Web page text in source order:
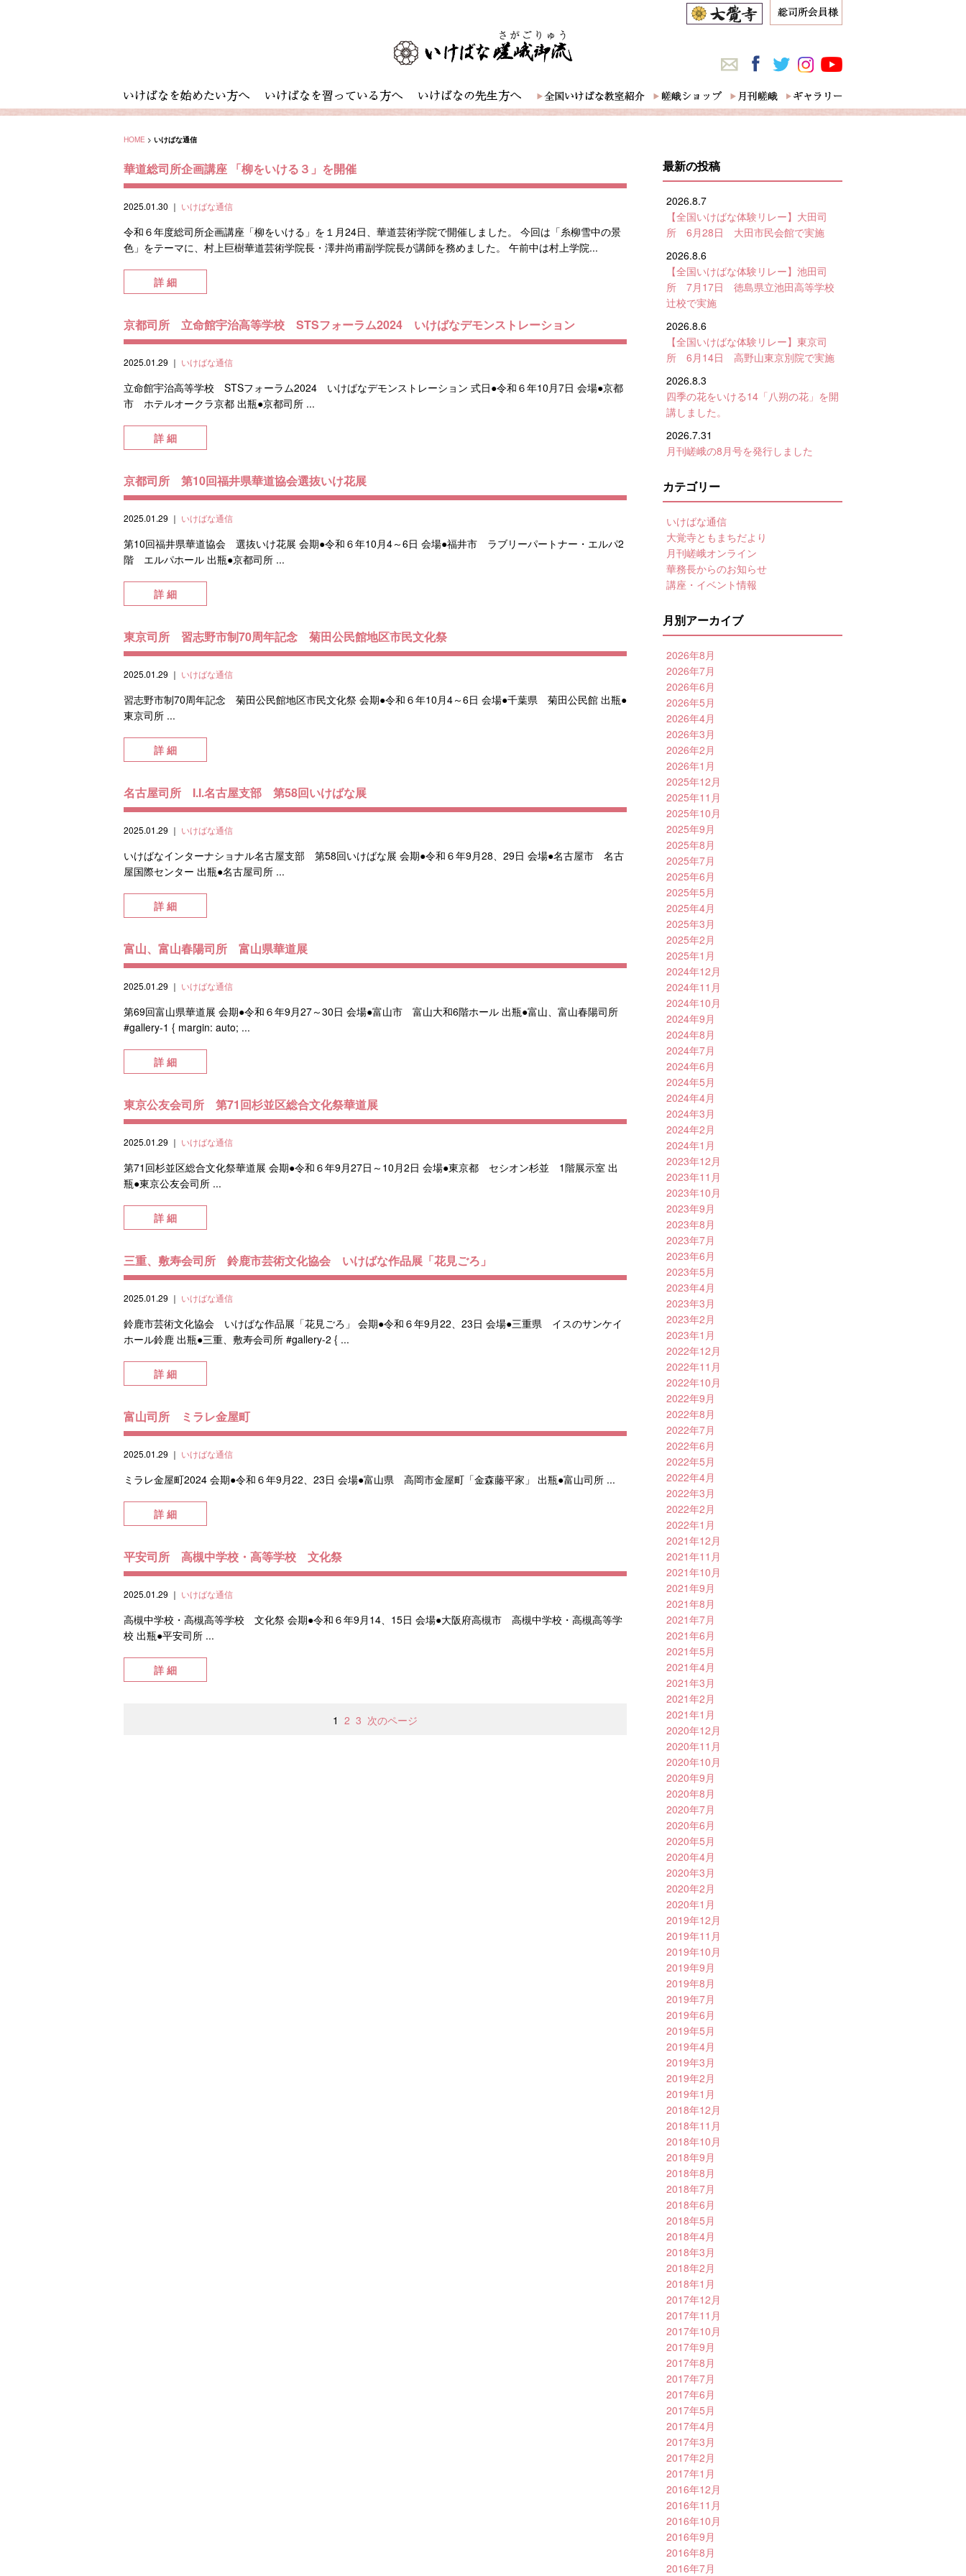
HOME > いけばな通信
華道総司所企画講座 「柳をいける３」を開催
2025.01.30 ｜ いけばな通信
令和６年度総司所企画講座「柳をいける」を１月24日、華道芸術学院で開催しました。 今回は「糸柳雪中の景
色」をテーマに、村上巨樹華道芸術学院長・澤井尚甫副学院長が講師を務めました。 午前中は村上学院...
詳 細
京都司所 立命館宇治高等学校 STSフォーラム2024 いけばなデモンストレーション
2025.01.29 ｜ いけばな通信
立命館宇治高等学校 STSフォーラム2024 いけばなデモンストレーション 式日●令和６年10月7日 会場●京都
市 ホテルオークラ京都 出瓶●京都司所 ...
詳 細
京都司所 第10回福井県華道協会選抜いけ花展
2025.01.29 ｜ いけばな通信
第10回福井県華道協会 選抜いけ花展 会期●令和６年10月4～6日 会場●福井市 ラブリーパートナー・エルパ2
階 エルパホール 出瓶●京都司所 ...
詳 細
東京司所 習志野市制70周年記念 菊田公民館地区市民文化祭
2025.01.29 ｜ いけばな通信
習志野市制70周年記念 菊田公民館地区市民文化祭 会期●令和６年10月4～6日 会場●千葉県 菊田公民館 出瓶●
東京司所 ...
詳 細
名古屋司所 I.I.名古屋支部 第58回いけばな展
2025.01.29 ｜ いけばな通信
いけばなインターナショナル名古屋支部 第58回いけばな展 会期●令和６年9月28、29日 会場●名古屋市 名古
屋国際センター 出瓶●名古屋司所 ...
詳 細
富山、富山春陽司所 富山県華道展
2025.01.29 ｜ いけばな通信
第69回富山県華道展 会期●令和６年9月27～30日 会場●富山市 富山大和6階ホール 出瓶●富山、富山春陽司所
#gallery-1 { margin: auto; ...
詳 細
東京公友会司所 第71回杉並区総合文化祭華道展
2025.01.29 ｜ いけばな通信
第71回杉並区総合文化祭華道展 会期●令和６年9月27日～10月2日 会場●東京都 セシオン杉並 1階展示室 出
瓶●東京公友会司所 ...
詳 細
三重、敷寿会司所 鈴鹿市芸術文化協会 いけばな作品展「花見ごろ」
2025.01.29 ｜ いけばな通信
鈴鹿市芸術文化協会 いけばな作品展「花見ごろ」 会期●令和６年9月22、23日 会場●三重県 イスのサンケイ
ホール鈴鹿 出瓶●三重、敷寿会司所 #gallery-2 { ...
詳 細
富山司所 ミラレ金屋町
2025.01.29 ｜ いけばな通信
ミラレ金屋町2024 会期●令和６年9月22、23日 会場●富山県 高岡市金屋町「金森藤平家」 出瓶●富山司所 ...
詳 細
平安司所 高槻中学校・高等学校 文化祭
2025.01.29 ｜ いけばな通信
高槻中学校・高槻高等学校 文化祭 会期●令和６年9月14、15日 会場●大阪府高槻市 高槻中学校・高槻高等学
校 出瓶●平安司所 ...
詳 細
1 2 3 次のページ
最新の投稿
2026.8.7
【全国いけばな体験リレー】大田司
所 6月28日 大田市民会館で実施
2026.8.6
【全国いけばな体験リレー】池田司
所 7月17日 徳島県立池田高等学校
辻校で実施
2026.8.6
【全国いけばな体験リレー】東京司
所 6月14日 高野山東京別院で実施
2026.8.3
四季の花をいける14「八朔の花」を開
講しました。
2026.7.31
月刊嵯峨の8月号を発行しました
カテゴリー
いけばな通信
大覚寺ともまちだより
月刊嵯峨オンライン
華務長からのお知らせ
講座・イベント情報
月別アーカイブ
2026年8月
2026年7月
2026年6月
2026年5月
2026年4月
2026年3月
2026年2月
2026年1月
2025年12月
2025年11月
2025年10月
2025年9月
2025年8月
2025年7月
2025年6月
2025年5月
2025年4月
2025年3月
2025年2月
2025年1月
2024年12月
2024年11月
2024年10月
2024年9月
2024年8月
2024年7月
2024年6月
2024年5月
2024年4月
2024年3月
2024年2月
2024年1月
2023年12月
2023年11月
2023年10月
2023年9月
2023年8月
2023年7月
2023年6月
2023年5月
2023年4月
2023年3月
2023年2月
2023年1月
2022年12月
2022年11月
2022年10月
2022年9月
2022年8月
2022年7月
2022年6月
2022年5月
2022年4月
2022年3月
2022年2月
2022年1月
2021年12月
2021年11月
2021年10月
2021年9月
2021年8月
2021年7月
2021年6月
2021年5月
2021年4月
2021年3月
2021年2月
2021年1月
2020年12月
2020年11月
2020年10月
2020年9月
2020年8月
2020年7月
2020年6月
2020年5月
2020年4月
2020年3月
2020年2月
2020年1月
2019年12月
2019年11月
2019年10月
2019年9月
2019年8月
2019年7月
2019年6月
2019年5月
2019年4月
2019年3月
2019年2月
2019年1月
2018年12月
2018年11月
2018年10月
2018年9月
2018年8月
2018年7月
2018年6月
2018年5月
2018年4月
2018年3月
2018年2月
2018年1月
2017年12月
2017年11月
2017年10月
2017年9月
2017年8月
2017年7月
2017年6月
2017年5月
2017年4月
2017年3月
2017年2月
2017年1月
2016年12月
2016年11月
2016年10月
2016年9月
2016年8月
2016年7月